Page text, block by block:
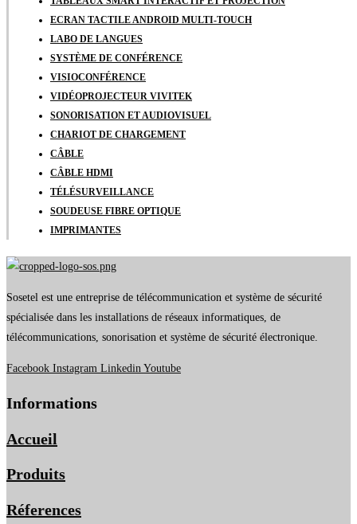
ECRAN TACTILE ANDROID MULTI-TOUCH
LABO DE LANGUES
SYSTÈME DE CONFÉRENCE
VISIOCONFÉRENCE
VIDÉOPROJECTEUR VIVITEK
SONORISATION ET AUDIOVISUEL
CHARIOT DE CHARGEMENT
CÂBLE
CÂBLE HDMI
TÉLÉSURVEILLANCE
SOUDEUSE FIBRE OPTIQUE
IMPRIMANTES
Sosetel est une entreprise de télécommunication et système de sécurité
spécialisée dans les installations de réseaux informatiques, de
télécommunications, sonorisation et système de sécurité électronique.
Facebook Instagram Linkedin Youtube
Informations
Accueil
Produits
Réferences